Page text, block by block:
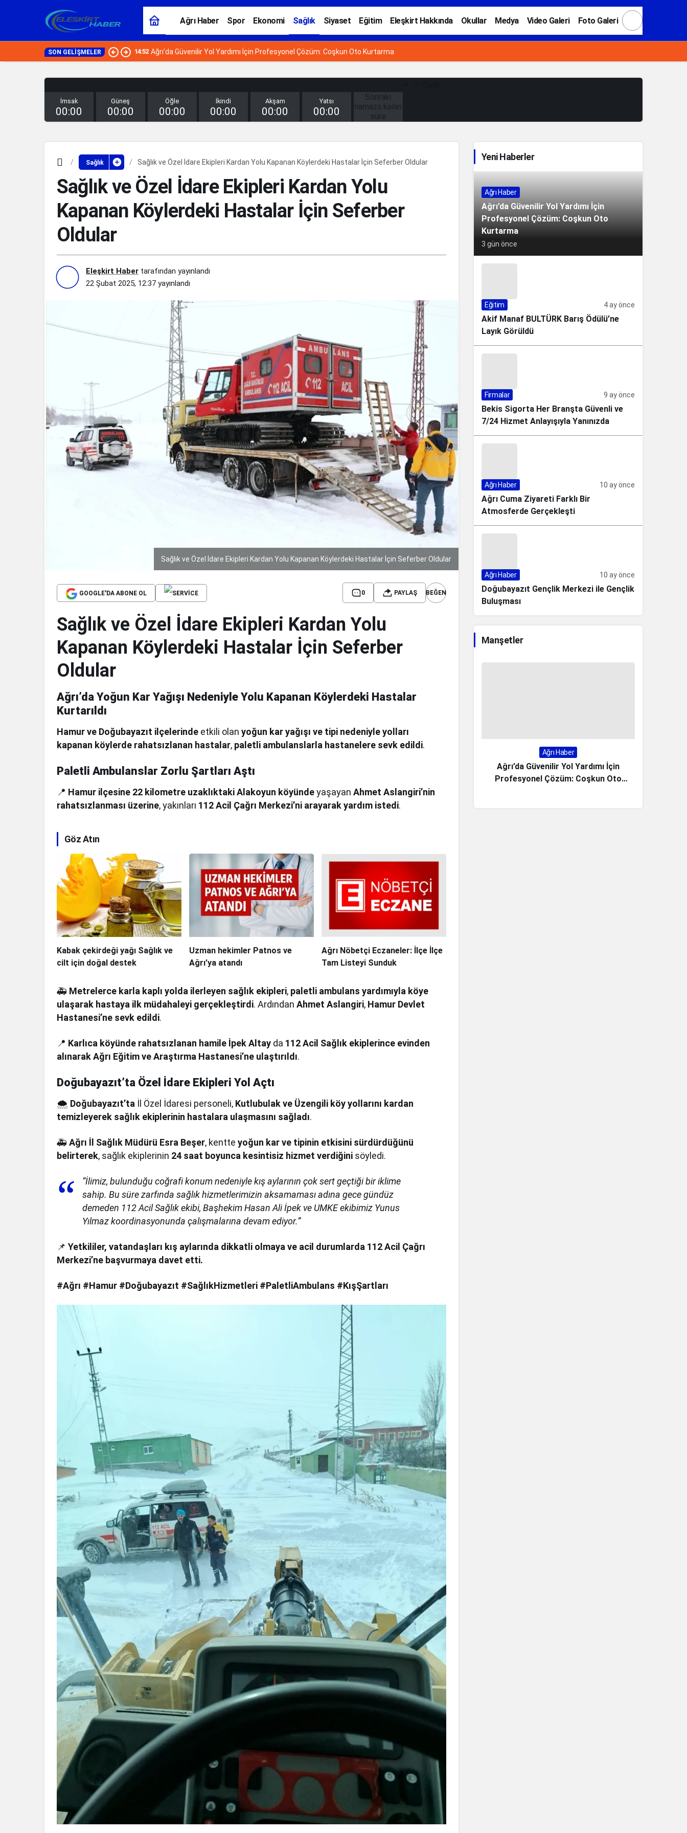
Ağrı Haber Spor Ekonomi Sağlık Siyaset Eğitim Eleşkirt Hakkında Okullar Medya Video Galeri Foto Galeri
Gece modunu seçin.
SON GELIŞMELER 14:52 Ağrı’da Güvenilir Yol Yardımı İçin Profesyonel Çözüm: Coşkun Oto Kurtarma
İmsak
00:00
Güneş
00:00
Öğle
00:00
İkindi
00:00
Akşam
00:00
Yatsı
00:00
Sonraki
namaza kalan
süre
DAKİKA
00
SANİYE
Sağlık Sağlık ve Özel İdare Ekipleri Kardan Yolu Kapanan Köylerdeki Hastalar İçin Seferber Oldular
Sağlık ve Özel İdare Ekipleri Kardan Yolu
Kapanan Köylerdeki Hastalar İçin Seferber
Oldular
Eleşkirt Haber tarafından yayınlandı
22 Şubat 2025, 12:37 yayınlandı
Sağlık ve Özel İdare Ekipleri Kardan Yolu Kapanan Köylerdeki Hastalar İçin Seferber Oldular
GOOGLE'DA ABONE OL 0 PAYLAŞ BEĞEN
Sağlık ve Özel İdare Ekipleri Kardan Yolu
Kapanan Köylerdeki Hastalar İçin Seferber
Oldular
Ağrı’da Yoğun Kar Yağışı Nedeniyle Yolu Kapanan Köylerdeki Hastalar
Kurtarıldı
Hamur ve Doğubayazıt ilçelerinde etkili olanyoğun kar yağışı ve tipi nedeniyle yolları
kapanan köylerde rahatsızlanan hastalar, paletli ambulanslarla hastanelere sevk edildi.
Paletli Ambulanslar Zorlu Şartları Aştı
📍 Hamur ilçesine 22 kilometre uzaklıktaki Alakoyun köyündeyaşayanAhmet Aslangiri’nin
rahatsızlanması üzerine, yakınları 112 Acil Çağrı Merkezi’ni arayarak yardım istedi.
Göz Atın
Kabak çekirdeği yağı Sağlık ve
cilt için doğal destek
Uzman hekimler Patnos ve
Ağrı’ya atandı
Ağrı Nöbetçi Eczaneler: İlçe İlçe
Tam Listeyi Sunduk
🚑 Metrelerce karla kaplı yolda ilerleyen sağlık ekipleri, paletli ambulans yardımıyla köye
ulaşarak hastaya ilk müdahaleyi gerçekleştirdi. ArdındanAhmet Aslangiri, Hamur Devlet
Hastanesi’ne sevk edildi.
📍 Karlıca köyünde rahatsızlanan hamile İpek Altay da 112 Acil Sağlık ekiplerince evinden
alınarak Ağrı Eğitim ve Araştırma Hastanesi’ne ulaştırıldı.
Doğubayazıt’ta Özel İdare Ekipleri Yol Açtı
🌨 Doğubayazıt’ta İl Özel İdaresi personeli, Kutlubulak ve Üzengili köy yollarını kardan
temizleyerek sağlık ekiplerinin hastalara ulaşmasını sağladı.
🚑Ağrı İl Sağlık Müdürü Esra Beşer, kentteyoğun kar ve tipinin etkisini sürdürdüğünü
belirterek, sağlık ekiplerinin 24 saat boyunca kesintisiz hizmet verdiğini söyledi.
“İlimiz, bulunduğu coğrafi konum nedeniyle kış aylarının çok sert geçtiği bir iklime
sahip. Bu süre zarfında sağlık hizmetlerimizin aksamaması adına gece gündüz
demeden 112 Acil Sağlık ekibi, Başhekim Hasan Ali İpek ve UMKE ekibimiz Yunus
Yılmaz koordinasyonunda çalışmalarına devam ediyor.”
📌Yetkililer, vatandaşları kış aylarında dikkatli olmaya ve acil durumlarda 112 Acil Çağrı
Merkezi’ne başvurmaya davet etti.
#Ağrı #Hamur #Doğubayazıt #SağlıkHizmetleri #PaletliAmbulans #KışŞartları
Yeni Haberler
Ağrı Haber
Ağrı’da Güvenilir Yol Yardımı İçin
Profesyonel Çözüm: Coşkun Oto
Kurtarma
3 gün önce
Eğitim 4 ay önce
Akif Manaf BULTÜRK Barış Ödülü’ne
Layık Görüldü
Firmalar 9 ay önce
Bekis Sigorta Her Branşta Güvenli ve
7/24 Hizmet Anlayışıyla Yanınızda
Ağrı Haber 10 ay önce
Ağrı Cuma Ziyareti Farklı Bir
Atmosferde Gerçekleşti
Ağrı Haber 10 ay önce
Doğubayazıt Gençlik Merkezi ile Gençlik
Buluşması
Manşetler
Ağrı Haber
Ağrı’da Güvenilir Yol Yardımı İçin
Profesyonel Çözüm: Coşkun Oto